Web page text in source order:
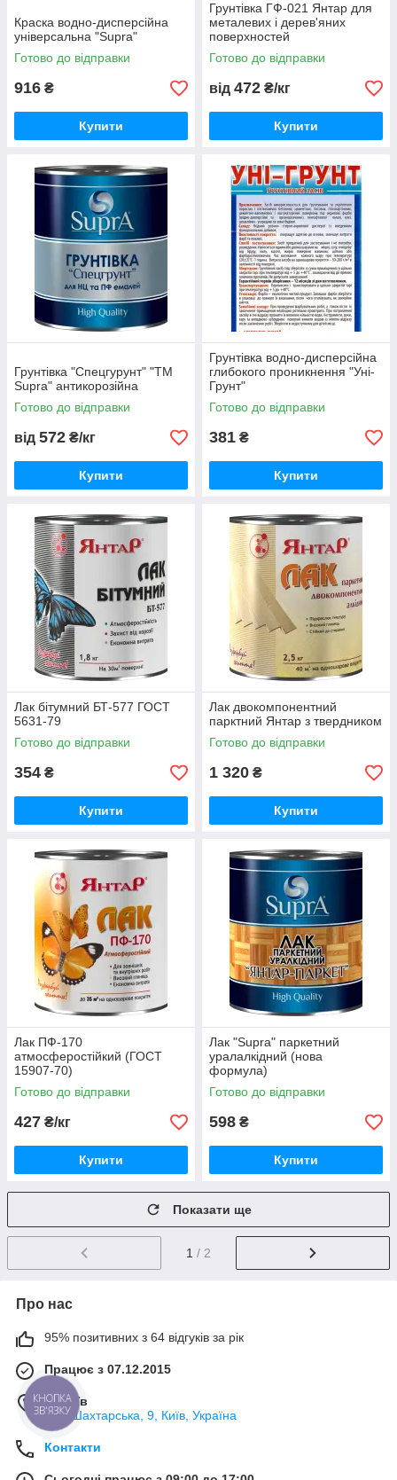
Краска водно-дисперсійна
універсальна "Supra"
Готово до відправки
916 ₴
Купити
Грунтівка ГФ-021 Янтар для
металевих і дерев'яних
поверхностей
Готово до відправки
від 472 ₴/кг
Купити
Грунтівка "Спецгурунт" "TM
Supra" антикорозійна
Готово до відправки
від 572 ₴/кг
Купити
Грунтівка водно-дисперсійна
глибокого проникнення "Уні-
Грунт"
Готово до відправки
381 ₴
Купити
Лак бітумний БТ-577 ГОСТ
5631-79
Готово до відправки
354 ₴
Купити
Лак двокомпонентний
парктний Янтар з твердником
Готово до відправки
1 320 ₴
Купити
Лак ПФ-170
атмосферостійкий (ГОСТ
15907-70)
Готово до відправки
427 ₴/кг
Купити
Лак "Supra" паркетний
уралалкідний (нова
формула)
Готово до відправки
598 ₴
Купити
Показати ще
1 / 2
Про нас
95% позитивних з 64 відгуків за рік
Працює з 07.12.2015
м. Київ
вул. Шахтарська, 9, Київ, Україна
Контакти
КНОПКА
ЗВ'ЯЗКУ